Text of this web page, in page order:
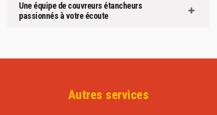
Une équipe de couvreurs étancheurs
passionnés à votre écoute
Autres services